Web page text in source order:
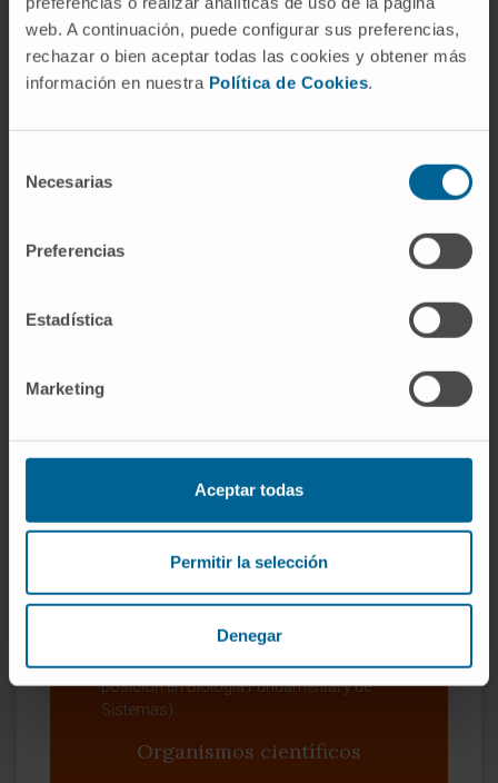
web. A continuación, puede configurar sus preferencias,
rechazar o bien aceptar todas las cookies y obtener más
información en nuestra Política de Cookies.
Necesarias
Preferencias
Estadística
Marketing
Aceptar todas
Permitir la selección
Denegar
Artículos de revisión invitados en Nature
Reviews Molecular Medicine, Nature
Medicine, Trends in Cell Biol, Hum Mol
Cancer Cell, Nature Genetics, Nature
Reconocimientos
ERC Consolidator Grant 2017.
ERC Starting Grant 2011.
Contrato Ramón y Cajal 2011 (Primera
posición en Biología Fundamental y de
Sistemas).
Organismos científicos